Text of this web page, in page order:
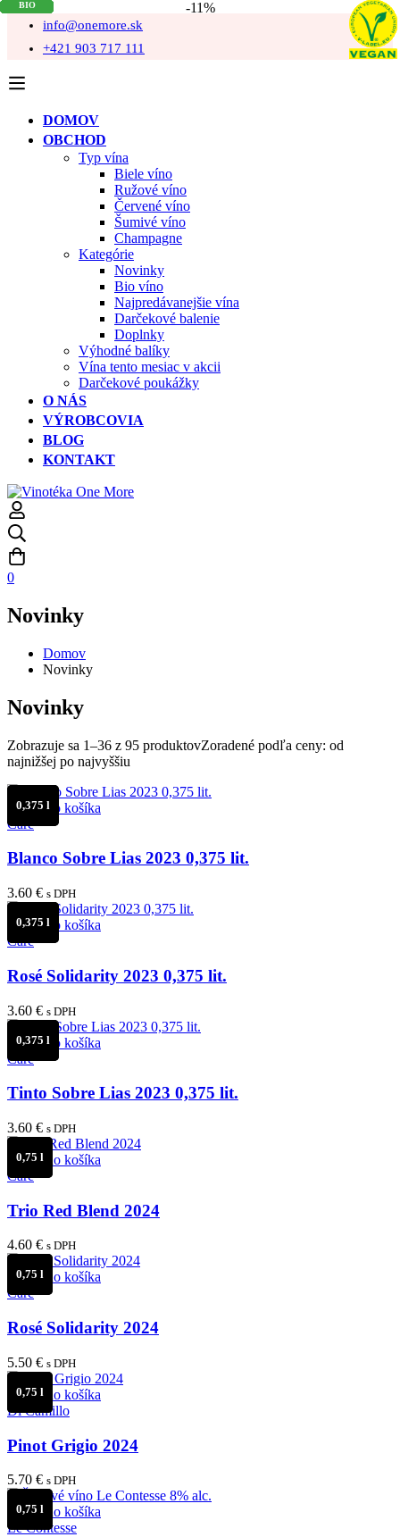
info@onemore.sk
+421 903 717 111
DOMOV
OBCHOD
Typ vína
Biele víno
Ružové víno
Červené víno
Šumivé víno
Champagne
Kategórie
Novinky
Bio víno
Najpredávanejšie vína
Darčekové balenie
Doplnky
Výhodné balíky
Vína tento mesiac v akcii
Darčekové poukážky
O NÁS
VÝROBCOVIA
BLOG
KONTAKT
0
Novinky
Domov
Novinky
Novinky
Zobrazuje sa 1–36 z 95 produktovZoradené podľa ceny: od
najnižšej po najvyššiu
Pridať do košíka
Care
Blanco Sobre Lias 2023 0,375 lit.
3.60 € s DPH
0,375 l
Pridať do košíka
Care
Rosé Solidarity 2023 0,375 lit.
3.60 € s DPH
0,375 l
Pridať do košíka
Care
Tinto Sobre Lias 2023 0,375 lit.
3.60 € s DPH
0,375 l
Pridať do košíka
Care
Trio Red Blend 2024
4.60 € s DPH
0,75 l
Pridať do košíka
Care
Rosé Solidarity 2024
5.50 € s DPH
0,75 l
Pridať do košíka
Di Camillo
Pinot Grigio 2024
5.70 € s DPH
0,75 l
Pridať do košíka
Le Contesse
0,75 l
-11%